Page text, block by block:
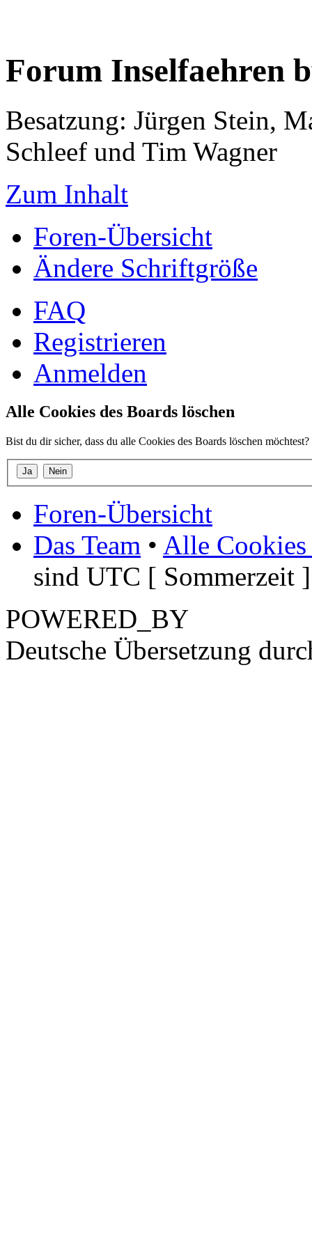
Forum Inselfaehren
Besatzung: Jürgen Stein,
Schleef und Tim Wagner
Zum Inhalt
Foren-Übersicht
Ändere Schriftgröße
FAQ
Registrieren
Anmelden
Alle Cookies des Boards löschen
Bist du dir sicher, dass du alle Cookies des Boards löschen möchtest?
Foren-Übersicht
Das Team • Alle Cookies
sind UTC [ Sommerzeit ]
POWERED_BY
Deutsche Übersetzung